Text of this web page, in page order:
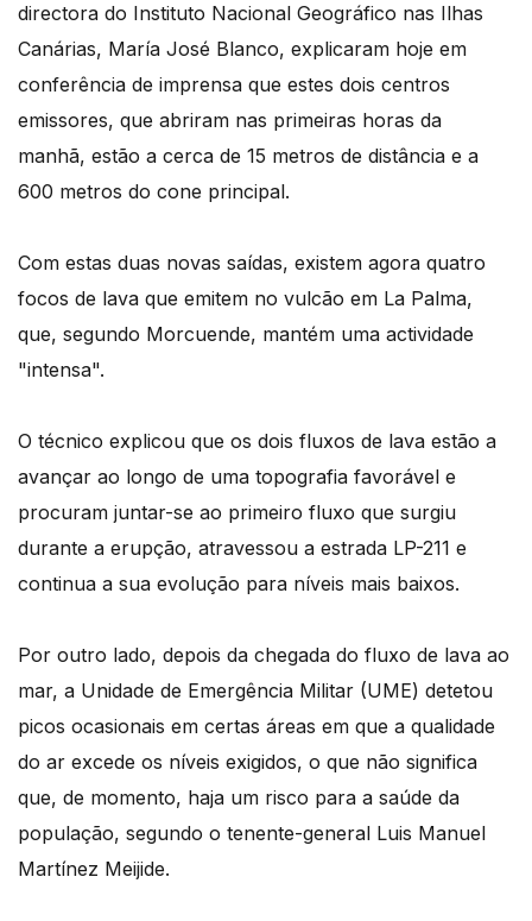
directora do Instituto Nacional Geográfico nas Ilhas
Canárias, María José Blanco, explicaram hoje em
conferência de imprensa que estes dois centros
emissores, que abriram nas primeiras horas da
manhã, estão a cerca de 15 metros de distância e a
600 metros do cone principal.
Com estas duas novas saídas, existem agora quatro
focos de lava que emitem no vulcão em La Palma,
que, segundo Morcuende, mantém uma actividade
"intensa".
O técnico explicou que os dois fluxos de lava estão a
avançar ao longo de uma topografia favorável e
procuram juntar-se ao primeiro fluxo que surgiu
durante a erupção, atravessou a estrada LP-211 e
continua a sua evolução para níveis mais baixos.
Por outro lado, depois da chegada do fluxo de lava ao
mar, a Unidade de Emergência Militar (UME) detetou
picos ocasionais em certas áreas em que a qualidade
do ar excede os níveis exigidos, o que não significa
que, de momento, haja um risco para a saúde da
população, segundo o tenente-general Luis Manuel
Martínez Meijide.